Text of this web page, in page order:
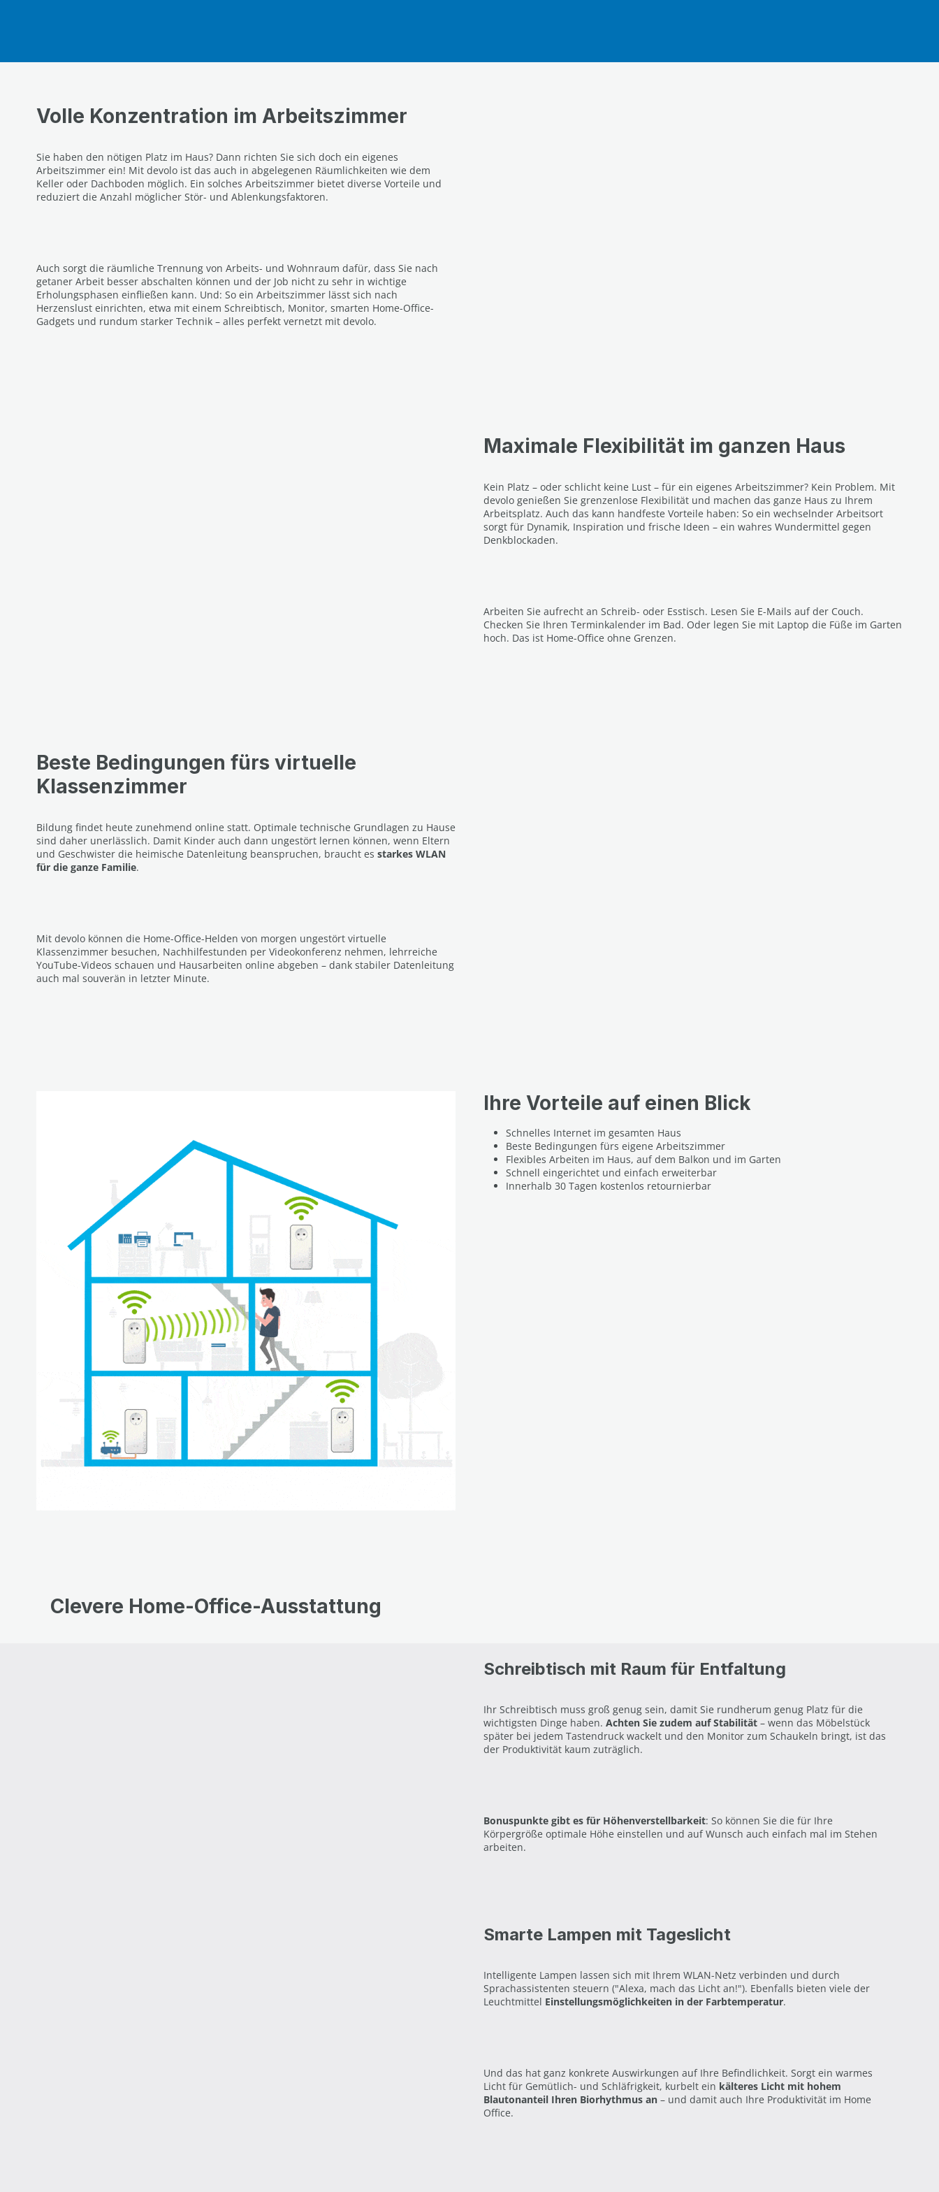
Volle Konzentration im Arbeitszimmer
Sie haben den nötigen Platz im Haus? Dann richten Sie sich doch ein eigenes
Arbeitszimmer ein! Mit devolo ist das auch in abgelegenen Räumlichkeiten wie dem
Keller oder Dachboden möglich. Ein solches Arbeitszimmer bietet diverse Vorteile und
reduziert die Anzahl möglicher Stör- und Ablenkungsfaktoren.
Auch sorgt die räumliche Trennung von Arbeits- und Wohnraum dafür, dass Sie nach
getaner Arbeit besser abschalten können und der Job nicht zu sehr in wichtige
Erholungsphasen einfließen kann. Und: So ein Arbeitszimmer lässt sich nach
Herzenslust einrichten, etwa mit einem Schreibtisch, Monitor, smarten Home-Office-
Gadgets und rundum starker Technik – alles perfekt vernetzt mit devolo.
Maximale Flexibilität im ganzen Haus
Kein Platz – oder schlicht keine Lust – für ein eigenes Arbeitszimmer? Kein Problem. Mit
devolo genießen Sie grenzenlose Flexibilität und machen das ganze Haus zu Ihrem
Arbeitsplatz. Auch das kann handfeste Vorteile haben: So ein wechselnder Arbeitsort
sorgt für Dynamik, Inspiration und frische Ideen – ein wahres Wundermittel gegen
Denkblockaden.
Arbeiten Sie aufrecht an Schreib- oder Esstisch. Lesen Sie E-Mails auf der Couch.
Checken Sie Ihren Terminkalender im Bad. Oder legen Sie mit Laptop die Füße im Garten
hoch. Das ist Home-Office ohne Grenzen.
Beste Bedingungen fürs virtuelle
Klassenzimmer
Bildung findet heute zunehmend online statt. Optimale technische Grundlagen zu Hause
sind daher unerlässlich. Damit Kinder auch dann ungestört lernen können, wenn Eltern
und Geschwister die heimische Datenleitung beanspruchen, braucht es starkes WLAN
für die ganze Familie.
Mit devolo können die Home-Office-Helden von morgen ungestört virtuelle
Klassenzimmer besuchen, Nachhilfestunden per Videokonferenz nehmen, lehrreiche
YouTube-Videos schauen und Hausarbeiten online abgeben – dank stabiler Datenleitung
auch mal souverän in letzter Minute.
Ihre Vorteile auf einen Blick
Schnelles Internet im gesamten Haus
Beste Bedingungen fürs eigene Arbeitszimmer
Flexibles Arbeiten im Haus, auf dem Balkon und im Garten
Schnell eingerichtet und einfach erweiterbar
Innerhalb 30 Tagen kostenlos retournierbar
Clevere Home-Office-Ausstattung
Schreibtisch mit Raum für Entfaltung
Ihr Schreibtisch muss groß genug sein, damit Sie rundherum genug Platz für die
wichtigsten Dinge haben. Achten Sie zudem auf Stabilität – wenn das Möbelstück
später bei jedem Tastendruck wackelt und den Monitor zum Schaukeln bringt, ist das
der Produktivität kaum zuträglich.
Bonuspunkte gibt es für Höhenverstellbarkeit: So können Sie die für Ihre
Körpergröße optimale Höhe einstellen und auf Wunsch auch einfach mal im Stehen
arbeiten.
Smarte Lampen mit Tageslicht
Intelligente Lampen lassen sich mit Ihrem WLAN-Netz verbinden und durch
Sprachassistenten steuern ("Alexa, mach das Licht an!"). Ebenfalls bieten viele der
Leuchtmittel Einstellungsmöglichkeiten in der Farbtemperatur.
Und das hat ganz konkrete Auswirkungen auf Ihre Befindlichkeit. Sorgt ein warmes
Licht für Gemütlich- und Schläfrigkeit, kurbelt ein kälteres Licht mit hohem
Blautonanteil Ihren Biorhythmus an – und damit auch Ihre Produktivität im Home
Office.